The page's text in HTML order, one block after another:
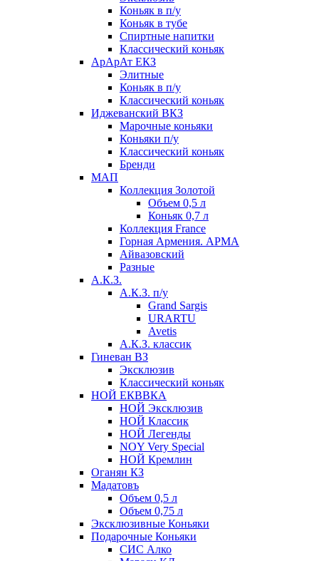
Коньяк в п/у
Коньяк в тубе
Спиртные напитки
Классический коньяк
АрАрАт ЕКЗ
Элитные
Коньяк в п/у
Классический коньяк
Иджеванский ВКЗ
Марочные коньяки
Коньяки п/у
Классический коньяк
Бренди
МАП
Коллекция Золотой
Объем 0,5 л
Коньяк 0,7 л
Коллекция France
Горная Армения. АРМА
Айвазовский
Разные
А.К.З.
А.К.З. п/у
Grand Sargis
URARTU
Avetis
А.К.З. классик
Гиневан ВЗ
Эксклюзив
Классический коньяк
НОЙ ЕКВВКА
НОЙ Эксклюзив
НОЙ Классик
НОЙ Легенды
NOY Very Speсial
НОЙ Кремлин
Оганян КЗ
Мадатовъ
Объем 0,5 л
Объем 0,75 л
Эксклюзивные Коньяки
Подарочные Коньяки
СИС Алко